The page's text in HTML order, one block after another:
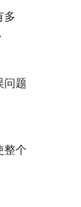
多
问题
整个